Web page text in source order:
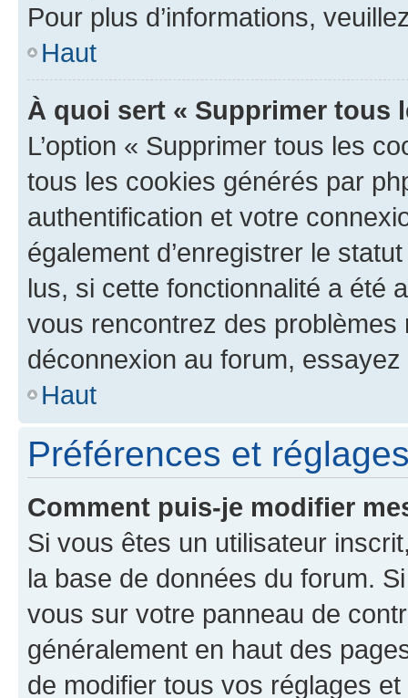
Pour plus d’informations,
Haut
À quoi sert « Supprimer tous
L’option « Supprimer tous les
tous les cookies générés par
authentification et votre
également d’enregistrer le
lus, si cette fonctionnalité a été
vous rencontrez des
déconnexion au forum,
Haut
Préférences et
Comment puis-je modifier
Si vous êtes un utilisateur
la base de données du forum.
vous sur votre panneau de
généralement en haut des
de modifier tous vos réglages